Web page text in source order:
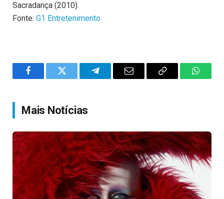
Sacradança (2010).
Fonte: G1 Entretenimento
FacebookTwitter TelegramEmail
Copy
Mais Notícias